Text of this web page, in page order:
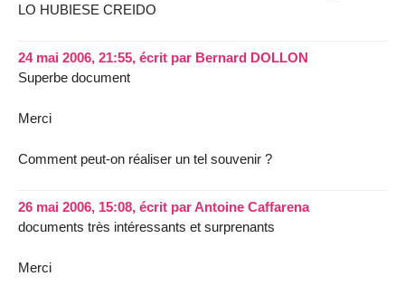
LO HUBIESE CREIDO
24 mai 2006, 21:55, écrit par Bernard DOLLON
Superbe document
Merci
Comment peut-on réaliser un tel souvenir ?
26 mai 2006, 15:08, écrit parAntoine Caffarena
documents très intéressants et surprenants
Merci